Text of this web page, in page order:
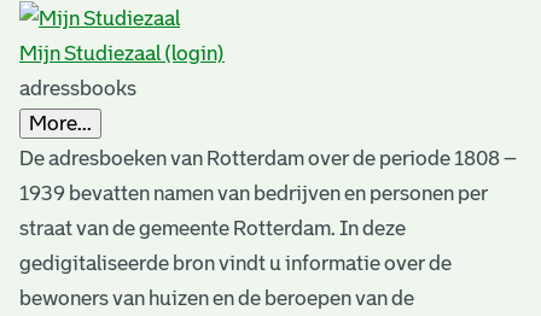
e
s
u
l
t
s
Mijn Studiezaal (login)
adressbooks
More...
De adresboeken van Rotterdam over de periode 1808 –
1939 bevatten namen van bedrijven en personen per
straat van de gemeente Rotterdam. In deze
gedigitaliseerde bron vindt u informatie over de
bewoners van huizen en de beroepen van de